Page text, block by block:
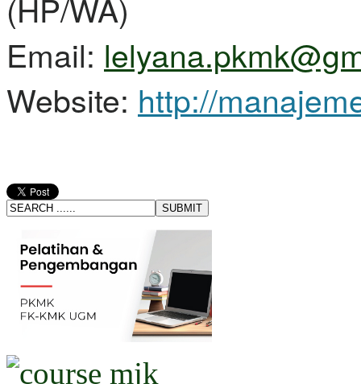
Email:
Website: http://